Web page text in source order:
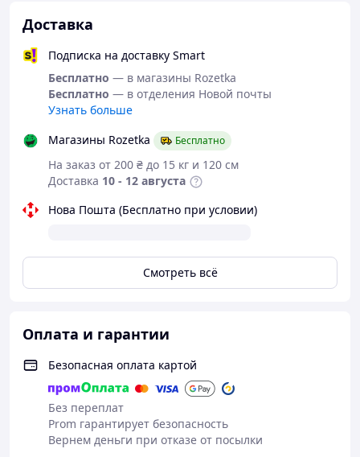
Доставка
Подписка на доставку Smart
Бесплатно — в магазины Rozetka
Бесплатно — в отделения Новой почты
Узнать больше
Магазины Rozetka
Бесплатно
На заказ от 200 ₴ до 15 кг и 120 см
Доставка 10 - 12 августа
Нова Пошта (Бесплатно при условии)
Смотреть всё
Оплата и гарантии
Безопасная оплата картой
Без переплат
Prom гарантирует безопасность
Вернем деньги при отказе от посылки